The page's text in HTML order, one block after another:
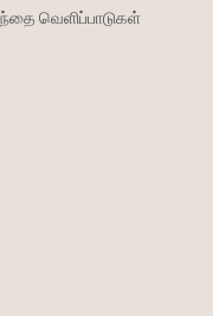
வெளிப்பாடுகள்